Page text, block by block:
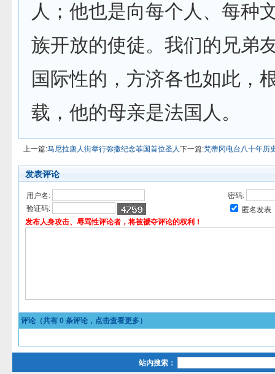
人；他也是向每个人、每种
族开放的使徒。我们的兄弟
国际性的，方济各也如此，
载，他的母亲是法国人。
上一篇:马尼拉唐人街举行弥撒纪念菲国首位圣人下一篇:梵蒂冈电台八十年历
发表评论
用户名:
密码:
验证码:
匿名发表
发布人身攻击、辱骂性评论者，将被褫夺评论的权利！
评论（共有 0 条评论，点击查看更多）
站内搜索：